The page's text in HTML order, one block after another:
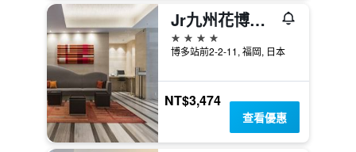
Jr九州花博中心酒店
4星級
博多站前2-2-11, 福岡, 日本
NT$3,474
查看優惠